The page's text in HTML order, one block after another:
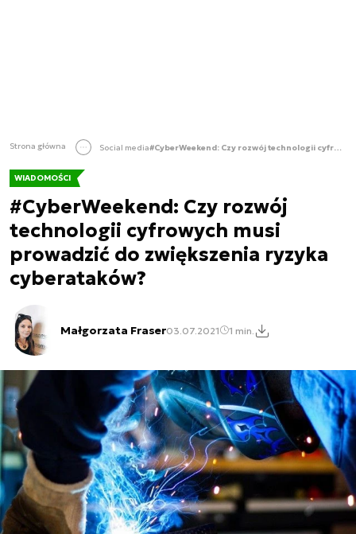
Strona główna Social media #CyberWeekend: Czy rozwój technologii cyfrowych musi prowadzić do zwiększenia ryzyka cyberataków?
WIADOMOŚCI
#CyberWeekend: Czy rozwój
technologii cyfrowych musi
prowadzić do zwiększenia ryzyka
cyberataków?
Małgorzata Fraser03.07.2021 1 min.